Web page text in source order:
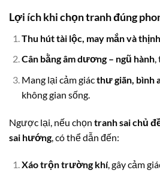
Lợi ích khi chọn tranh đúng
Thu hút tài lộc, may mắn và
Cân bằng âm dương – ngũ hành,
Mang lại cảm giácthư giãn, bình
không gian sống.
Ngược lại, nếu chọn tranh sai chủ
sai hướng , có thể dẫn đến:
Xáo trộn trường khí, gây cảm